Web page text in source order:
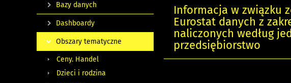
Informacja w związku
Eurostat danych z
naliczonych według
przedsiębiorstwo
Bazy danych
Dashboardy
Obszary tematyczne
Ceny. Handel
Dzieci i rodzina